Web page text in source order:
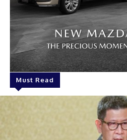
Must Read